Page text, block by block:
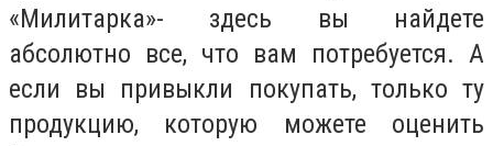
«Милитарка»- здесь вы найдете
абсолютно все, что вам потребуется. А
если вы привыкли покупать, только ту
продукцию, которую можете оценить